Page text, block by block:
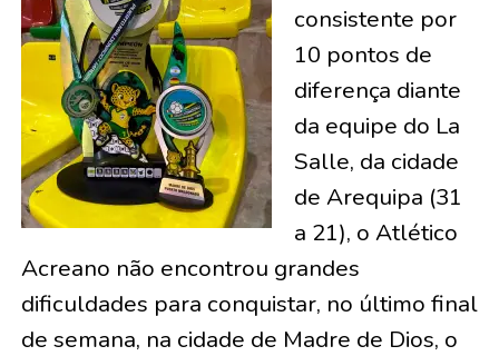
consistente por
10 pontos de
diferença diante
da equipe do La
Salle, da cidade
de Arequipa (31
a 21), o Atlético
Acreano não encontrou grandes
dificuldades para conquistar, no último final
de semana, na cidade de Madre de Dios, o